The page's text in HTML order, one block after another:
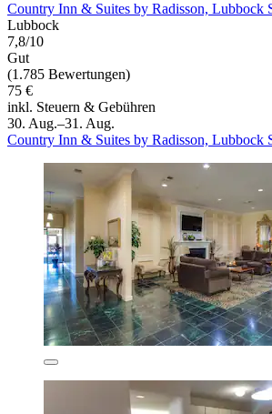
Country Inn & Suites by Radisson, Lubbock
Lubbock
7,8/10
Gut
(1.785 Bewertungen)
75 €
inkl. Steuern & Gebühren
30. Aug.–31. Aug.
Country Inn & Suites by Radisson, Lubbock